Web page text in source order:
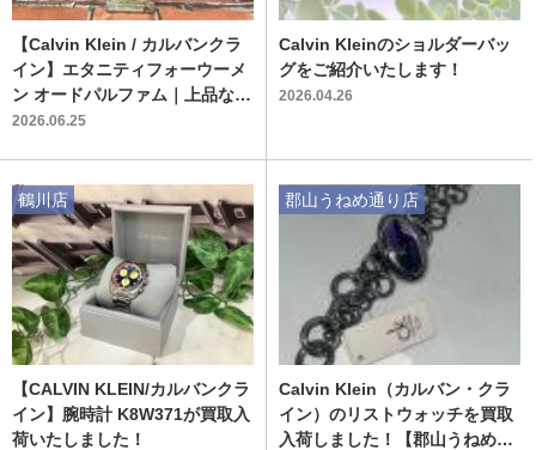
【Calvin Klein / カルバンクラ
イン】エタニティフォーウーメ
ン オードパルファム｜上品なフ
ローラル香る中古香水が入荷！
2026.06.25
Calvin Kleinのショルダーバッ
グをご紹介いたします！
2026.04.26
【CALVIN KLEIN/カルバンクラ
イン】腕時計 K8W371が買取入
荷いたしました！
鶴川店
Calvin Klein（カルバン・クラ
イン）のリストウォッチを買取
入荷しました！【郡山うねめ通
郡山うねめ通り店